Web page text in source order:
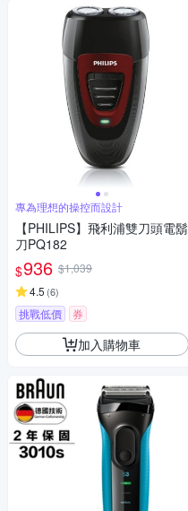
專為理想的操控而設計
【PHILIPS】飛利浦雙刀頭電鬍
刀PQ182
$936 $1,039
4.5 (6)
挑戰低價 券
加入購物車